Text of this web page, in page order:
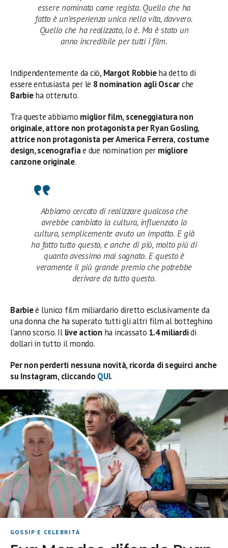
essere nominata come regista. Quello che ha
fatto è un’esperienza unica nella vita, davvero.
Quello che ha realizzato, lo è. Ma è stato un
anno incredibile per tutti i film.
Indipendentemente da ciò, Margot Robbieha detto di
essere entusiasta per le 8 nomination agli Oscarche
Barbieha ottenuto.
Tra queste abbiamo miglior film, sceneggiatura non
originale, attore non protagonista per Ryan Gosling,
attrice non protagonista per America Ferrera, costume
design, scenografiae due nomination per migliore
canzone originale.
Abbiamo cercato di realizzare qualcosa che
avrebbe cambiato la cultura, influenzato la
cultura, semplicemente avuto un impatto. E già
ha fatto tutto questo, e anche di più, molto più di
quanto avessimo mai sognato. E questo è
veramente il più grande premio che potrebbe
derivare da tutto questo.
Barbieè l’unico film miliardario diretto esclusivamente da
una donna che ha superato tutti gli altri film al botteghino
l’anno scorso. Il live actionha incassato 1.4 miliardidi
dollari in tutto il mondo.
Per non perderti nessuna novità, ricorda di seguirci anche
su Instagram, cliccando QUI.
GOSSIP E CELEBRITÀ